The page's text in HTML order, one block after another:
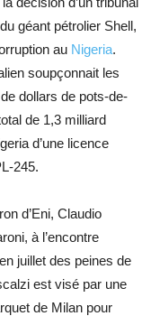
géant pétrolier Shell,
au Nigeria.
soupçonnait les
dollars de pots-de-
de 1,3 milliard
d’une licence
245.
d’Eni, Claudio
à l’encontre
juillet des peines de
est visé par une
de Milan pour